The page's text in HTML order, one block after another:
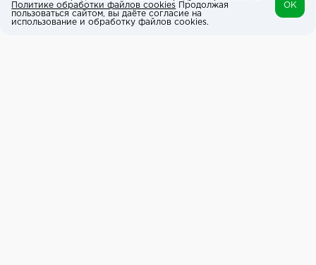
Политике обработки файлов cookies Продолжая
пользоваться сайтом, вы даёте согласие на
использование и обработку файлов cookies.
OK